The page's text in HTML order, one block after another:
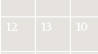
12 13 10